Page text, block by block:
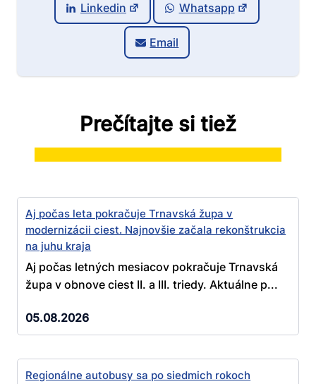
Linkedin Whatsapp
Email
Prečítajte si tiež
Aj počas leta pokračuje Trnavská župa v
modernizácii ciest. Najnovšie začala rekonštrukcia
na juhu kraja
Aj počas letných mesiacov pokračuje Trnavská
župa v obnove ciest II. a III. triedy. Aktuálne p...
05.08.2026
Regionálne autobusy sa po siedmich rokoch